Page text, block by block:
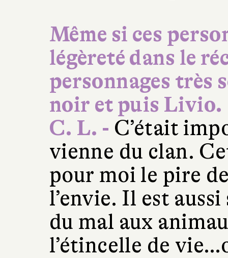
Même si ces
légèreté dans le
personnages très
noir et puis Livio.
C. L. - C’était
vienne du clan.
pour moi le pire
l’envie. Il est
du mal aux
l’étincelle de